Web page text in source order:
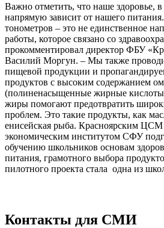
Важно отметить, что наше здоровье,
напрямую зависит от нашего
тонометров – это не единственное
работы, которое связано со
прокомментировал директор ФБУ
Василий Моргун. – Мы также
пищевой продукции и
продуктов с высоким содержанием
(полиненасыщенные жирные
жиры помогают предотвратить
проблем. Это такие продукты, как
енисейская рыба. Красноярским ЦСМ
экономическим институтом СФУ
обучению школьников основам
питания, грамотного выбора
пилотного проекта стала одна из
Контакты для СМИ